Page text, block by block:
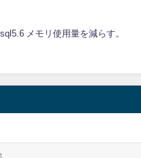
メモリ使用量を減らす。